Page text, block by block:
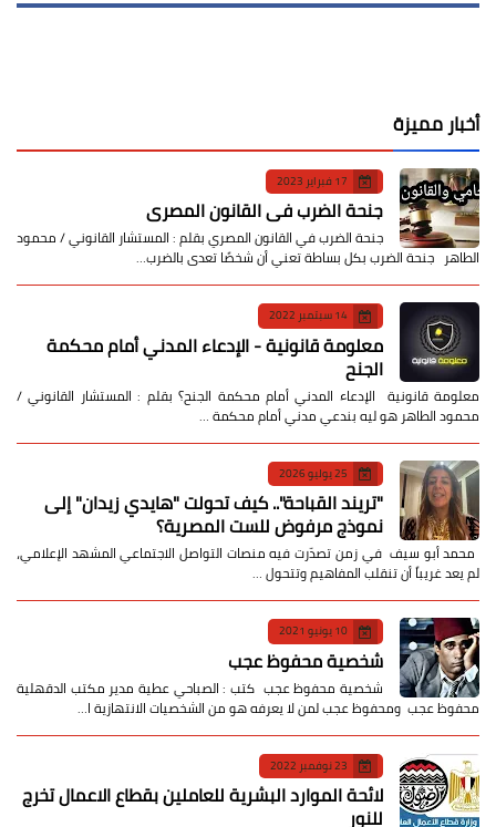
أخبار مميزة
17 فبراير 2023
جنحة الضرب في القانون المصري
جنحة الضرب في القانون المصري بقلم : المستشار القانوني / محمود
الطاهر جنحة الضرب بكل بساطة تعني أن شخصًا تعدى بالضرب…
14 سبتمبر 2022
معلومة قانونية - الإدعاء المدني أمام محكمة
الجنح
معلومة قانونية الإدعاء المدني أمام محكمة الجنح؟ بقلم : المستشار القانوني /
محمود الطاهر هو ليه بندعي مدني أمام محكمة …
25 يوليو 2026
​"تريند القباحة".. كيف تحولت "هايدي زيدان" إلى
نموذج مرفوض للست المصرية؟
​ محمد أبو سيف ​في زمن تصدّرت فيه منصات التواصل الاجتماعي المشهد الإعلامي،
لم يعد غريباً أن تنقلب المفاهيم وتتحول …
10 يونيو 2021
شخصية محفوظ عجب
شخصية محفوظ عجب كتب : الصباحي عطية مدير مكتب الدقهلية
محفوظ عجب ومحفوظ عجب لمن لا يعرفه هو من الشخصيات الانتهازية ا…
23 نوفمبر 2022
لائحة الموارد البشرية للعاملين بقطاع الاعمال تخرج
للنور